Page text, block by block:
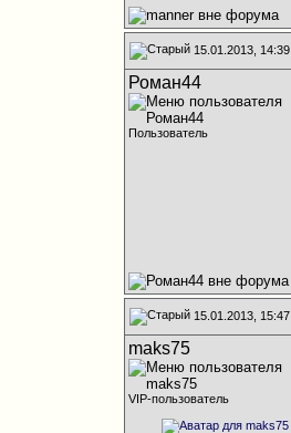
15.01.2013, 14:39
Роман44
Пользователь
15.01.2013, 15:47
maks75
VIP-пользователь